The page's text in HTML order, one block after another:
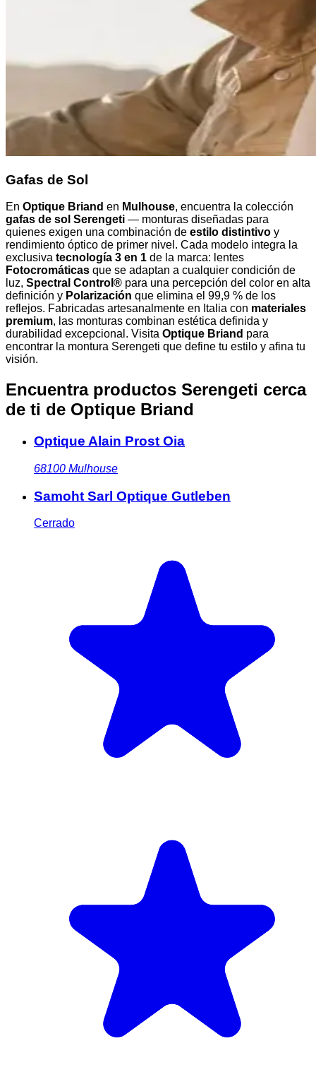
Gafas de Sol
En Optique Briand en Mulhouse, encuentra la colección
gafas de sol Serengeti — monturas diseñadas para
quienes exigen una combinación de estilo distintivo y
rendimiento óptico de primer nivel. Cada modelo integra la
exclusiva tecnología 3 en 1 de la marca: lentes
Fotocromáticas que se adaptan a cualquier condición de
luz, Spectral Control® para una percepción del color en alta
definición y Polarización que elimina el 99,9 % de los
reflejos. Fabricadas artesanalmente en Italia con materiales
premium, las monturas combinan estética definida y
durabilidad excepcional. Visita Optique Briand para
encontrar la montura Serengeti que define tu estilo y afina tu
visión.
Encuentra productos Serengeti cerca
de ti de Optique Briand
Optique Alain Prost Oia
68100 Mulhouse
Samoht Sarl Optique Gutleben
Cerrado